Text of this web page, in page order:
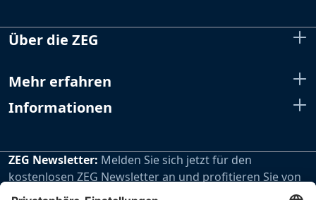
Über die ZEG
Mehr erfahren
Informationen
ZEG Newsletter: Melden Sie sich jetzt für den
kostenlosen ZEG Newsletter an und profitieren Sie von
den extra Vorteilen unseres regelmäßig erscheinenden